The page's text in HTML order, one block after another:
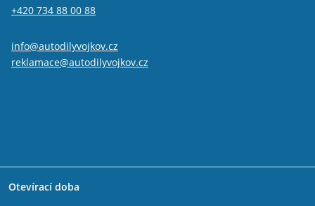
+420 734 88 00 88
info@autodilyvojkov.cz
reklamace@autodilyvojkov.cz
Otevírací doba